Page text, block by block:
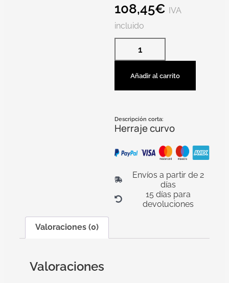
108,45€ IVA
incluido
Añadir al carrito
Descripción corta:
Herraje curvo
Envíos a partir de 2
días
15 días para
devoluciones
Valoraciones (0)
Valoraciones